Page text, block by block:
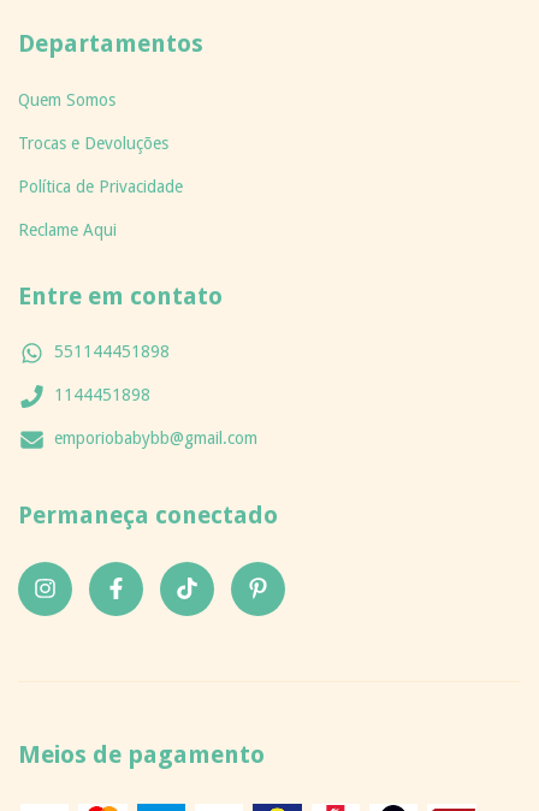
Departamentos
Quem Somos
Trocas e Devoluções
Política de Privacidade
Reclame Aqui
Entre em contato
551144451898
1144451898
emporiobabybb@gmail.com
Permaneça conectado
Meios de pagamento